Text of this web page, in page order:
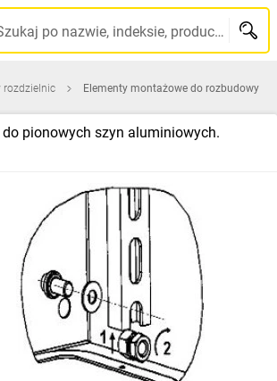
Szukaj po nazwie, indeksie, producencie, kodzie kreskowym...
rozdzielnic Elementy montażowe do rozbudowy
pionowych szyn aluminiowych.